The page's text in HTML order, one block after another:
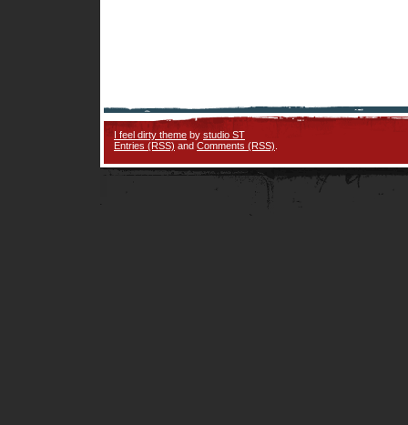
I feel dirty theme by studio ST
Entries (RSS) and Comments (RSS)